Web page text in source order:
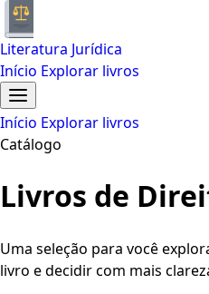
Literatura Jurídica
Início Explorar livros
Início Explorar livros
Catálogo
Livros de
Uma seleção para você
livro e decidir com mais